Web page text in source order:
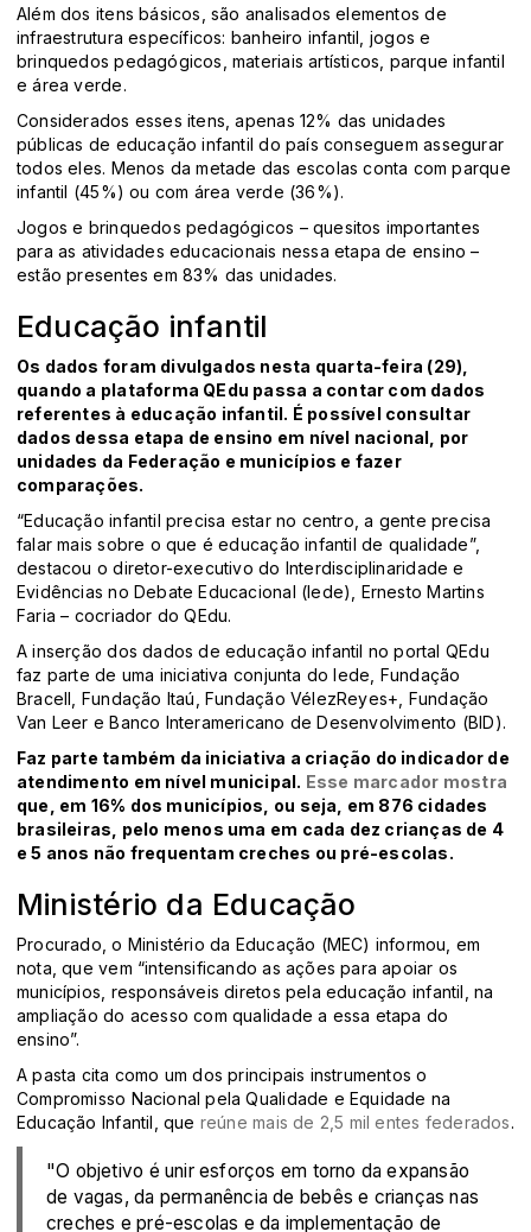
Além dos itens básicos, são analisados elementos de
infraestrutura específicos: banheiro infantil, jogos e
brinquedos pedagógicos, materiais artísticos, parque infantil
e área verde.
Considerados esses itens, apenas 12% das unidades
públicas de educação infantil do país conseguem assegurar
todos eles. Menos da metade das escolas conta com parque
infantil (45%) ou com área verde (36%).
Jogos e brinquedos pedagógicos – quesitos importantes
para as atividades educacionais nessa etapa de ensino –
estão presentes em 83% das unidades.
Educação infantil
Os dados foram divulgados nesta quarta-feira (29),
quando a plataforma QEdu passa a contar com dados
referentes à educação infantil. É possível consultar
dados dessa etapa de ensino em nível nacional, por
unidades da Federação e municípios e fazer
comparações.
“Educação infantil precisa estar no centro, a gente precisa
falar mais sobre o que é educação infantil de qualidade”,
destacou o diretor-executivo do Interdisciplinaridade e
Evidências no Debate Educacional (Iede), Ernesto Martins
Faria – cocriador do QEdu.
A inserção dos dados de educação infantil no portal QEdu
faz parte de uma iniciativa conjunta do Iede, Fundação
Bracell, Fundação Itaú, Fundação VélezReyes+, Fundação
Van Leer e Banco Interamericano de Desenvolvimento (BID).
Faz parte também da iniciativa a criação do indicador de
atendimento em nível municipal. Esse marcador mostra
que, em 16% dos municípios, ou seja, em 876 cidades
brasileiras, pelo menos uma em cada dez crianças de 4
e 5 anos não frequentam creches ou pré-escolas.
Ministério da Educação
Procurado, o Ministério da Educação (MEC) informou, em
nota, que vem “intensificando as ações para apoiar os
municípios, responsáveis diretos pela educação infantil, na
ampliação do acesso com qualidade a essa etapa do
ensino”.
A pasta cita como um dos principais instrumentos o
Compromisso Nacional pela Qualidade e Equidade na
Educação Infantil, que reúne mais de 2,5 mil entes federados.
"O objetivo é unir esforços em torno da expansão
de vagas, da permanência de bebês e crianças nas
creches e pré-escolas e da implementação de